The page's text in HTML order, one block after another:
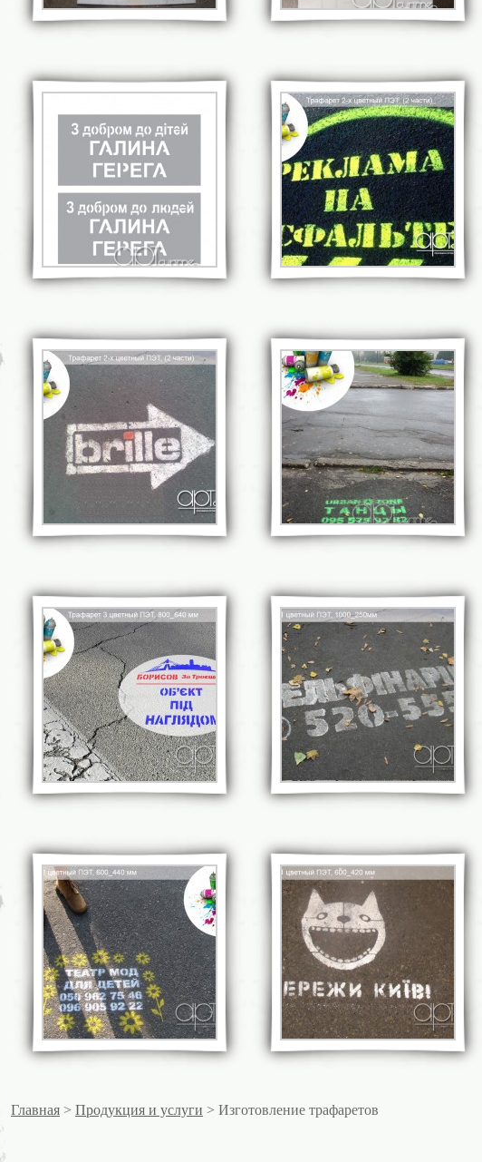
Главная > Продукция и услуги > Изготовление трафаретов